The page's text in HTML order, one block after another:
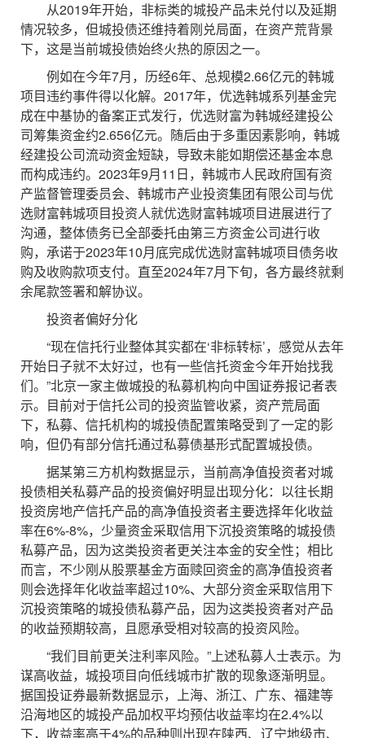
从2019年开始，非标类的城投产品未兑付以及延期
情况较多，但城投债还维持着刚兑局面，在资产荒背景
下，这是当前城投债始终火热的原因之一。
例如在今年7月，历经6年、总规模2.66亿元的韩城
项目违约事件得以化解。2017年，优选韩城系列基金完
成在中基协的备案正式发行，优选财富为韩城经建投公
司筹集资金约2.656亿元。随后由于多重因素影响，韩城
经建投公司流动资金短缺，导致未能如期偿还基金本息
而构成违约。2023年9月11日，韩城市人民政府国有资
产监督管理委员会、韩城市产业投资集团有限公司与优
选财富韩城项目投资人就优选财富韩城项目进展进行了
沟通，整体债务已全部委托由第三方资金公司进行收
购，承诺于2023年10月底完成优选财富韩城项目债务收
购及收购款项支付。直至2024年7月下旬，各方最终就剩
余尾款签署和解协议。
投资者偏好分化
“现在信托行业整体其实都在‘非标转标’，感觉从去年
开始日子就不太好过，也有一些信托资金今年开始找我
们。”北京一家主做城投的私募机构向中国证券报记者表
示。目前对于信托公司的投资监管收紧，资产荒局面
下，私募、信托机构的城投债配置策略受到了一定的影
响，但仍有部分信托通过私募债基形式配置城投债。
据某第三方机构数据显示，当前高净值投资者对城
投债相关私募产品的投资偏好明显出现分化：以往长期
投资房地产信托产品的高净值投资者主要选择年化收益
率在6%-8%，少量资金采取信用下沉投资策略的城投债
私募产品，因为这类投资者更关注本金的安全性；相比
而言，不少刚从股票基金方面赎回资金的高净值投资者
则会选择年化收益率超过10%、大部分资金采取信用下
沉投资策略的城投债私募产品，因为这类投资者对产品
的收益预期较高，且愿承受相对较高的投资风险。
“我们目前更关注利率风险。”上述私募人士表示。为
谋高收益，城投项目向低线城市扩散的现象逐渐明显。
据国投证券最新数据显示，上海、浙江、广东、福建等
沿海地区的城投产品加权平均预估收益率均在2.4%以
下，收益率高于4%的品种则出现在陕西、辽宁地级市、